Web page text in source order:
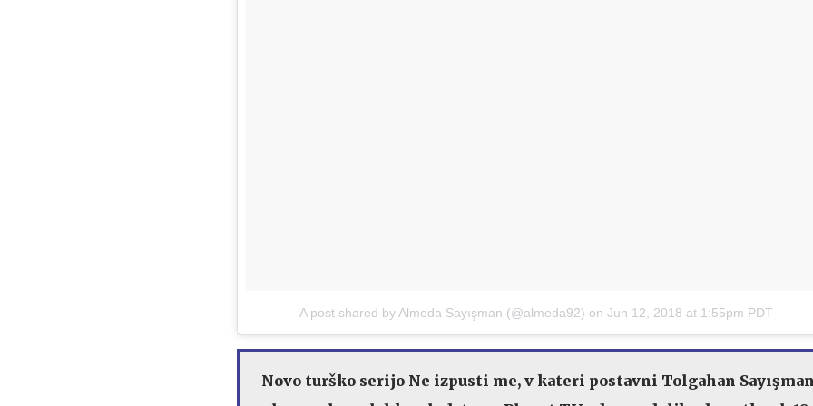
A post shared by Almeda Sayışman (@almeda92) on Jun 12, 2018 at 1:55pm PDT
Novo turško serijo Ne izpusti me, v kateri postavni Tolgahan